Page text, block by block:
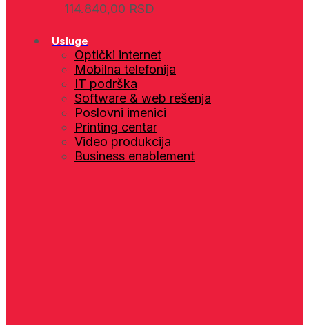
114.840,00 RSD
Usluge
Optički internet
Mobilna telefonija
IT podrška
Software & web rešenja
Poslovni imenici
Printing centar
Video produkcija
Business enablement